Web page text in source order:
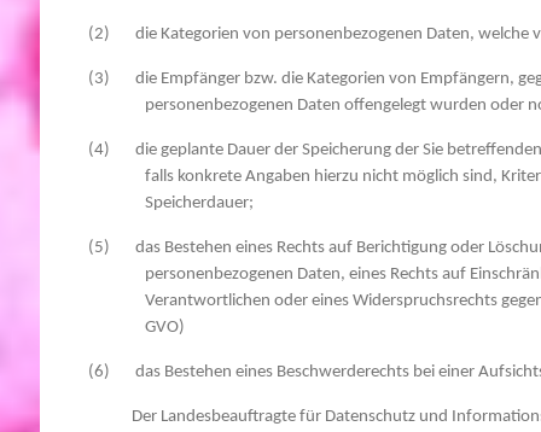
(2) die Kategorien von personenbezogenen Daten, welche
(3) die Empfänger bzw. die Kategorien von Empfängern,
personenbezogenen Daten offengelegt wurden oder
(4) die geplante Dauer der Speicherung der Sie
falls konkrete Angaben hierzu nicht möglich sind,
Speicherdauer;
(5) das Bestehen eines Rechts auf Berichtigung oder
personenbezogenen Daten, eines Rechts auf
Verantwortlichen oder eines Widerspruchsrechts
GVO)
(6) das Bestehen eines Beschwerderechts bei einer
Der Landesbeauftragte für Datenschutz und